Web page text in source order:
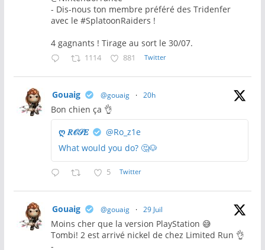
- Dis-nous ton membre préféré des Tridenfer
avec le #SplatoonRaiders !
4 gagnants ! Tirage au sort le 30/07.
1114 881 Twitter
Gouaig @gouaig · 20h
Bon chien ça 👌
ღ 𝑅𝒪𝒮𝐸
@Ro_z1e
What would you do? 🤔🐶
5 Twitter
Gouaig @gouaig · 29 Juil
Moins cher que la version PlayStation 😅
Tombi! 2 est arrivé nickel de chez Limited Run 👌
-